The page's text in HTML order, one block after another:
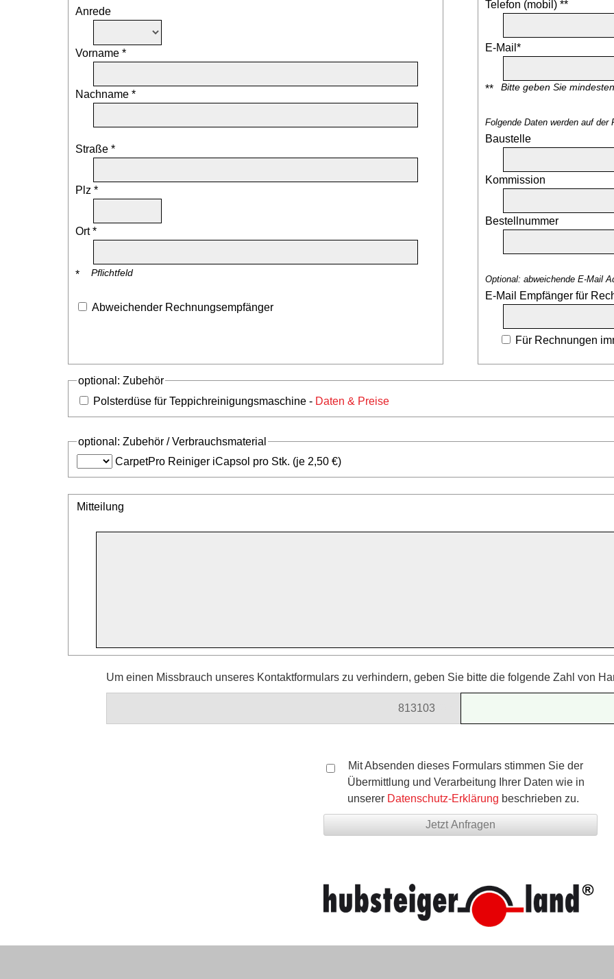
Anrede
Vorname *
Nachname *
Straße *
Plz *
Ort *
* Pflichtfeld
Abweichender Rechnungsempfänger
Telefon (mobil) **
E-Mail*
** Bitte geben Sie
Folgende Daten werden auf der
Baustelle
Kommission
Bestellnummer
Optional: abweichende E-Mail
E-Mail Empfänger für
Für Rechnungen
optional: Zubehör
Polsterdüse für Teppichreinigungsmaschine - Daten & Preise
optional: Zubehör / Verbrauchsmaterial
CarpetPro Reiniger iCapsol pro Stk. (je 2,50 €)
Mitteilung
Um einen Missbrauch unseres Kontaktformulars zu verhindern, geben Sie bitte die folgende Zahl von
813103
Mit Absenden dieses Formulars stimmen Sie der
Übermittlung und Verarbeitung Ihrer Daten wie in
unserer Datenschutz-Erklärung beschrieben zu.